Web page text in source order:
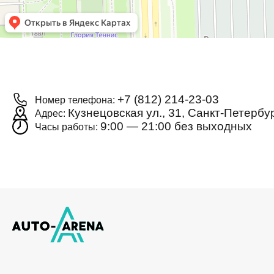
Номер телефона: +7 (812) 214-23-03
Адрес: Кузнецовская ул., 31, Санкт-
Часы работы: 9:00 — 21:00 без выходных